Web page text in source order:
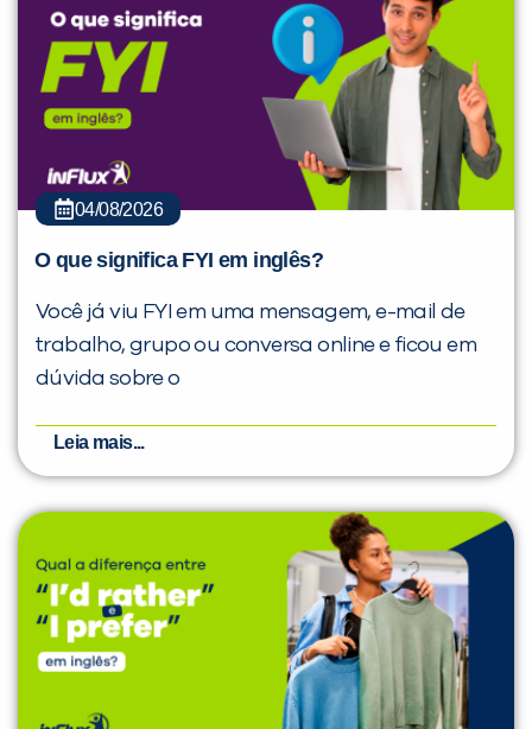
04/08/2026
O que significa FYI em inglês?
Você já viu FYI em uma mensagem, e-mail de
trabalho, grupo ou conversa online e ficou em
dúvida sobre o
Leia mais...